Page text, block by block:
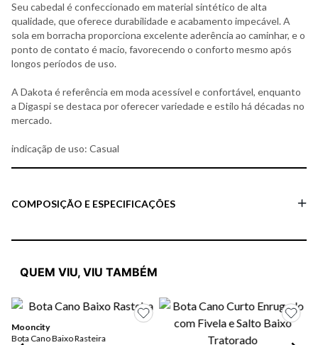
Seu cabedal é confeccionado em material sintético de alta
qualidade, que oferece durabilidade e acabamento impecável. A
sola em borracha proporciona excelente aderência ao caminhar, e o
ponto de contato é macio, favorecendo o conforto mesmo após
longos períodos de uso.
A Dakota é referência em moda acessível e confortável, enquanto
a Digaspi se destaca por oferecer variedade e estilo há décadas no
mercado.
indicaçãp de uso: Casual
COMPOSIÇÃO E ESPECIFICAÇÕES
QUEM VIU, VIU TAMBÉM
Mooncity
Bota Cano Baixo Rasteira